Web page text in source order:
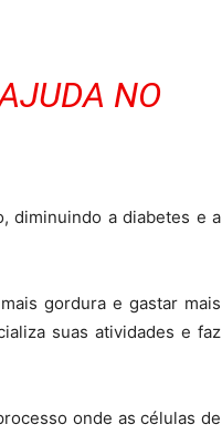
NO
diminuindo a diabetes e a
gordura e gastar mais
suas atividades e faz
onde as células de